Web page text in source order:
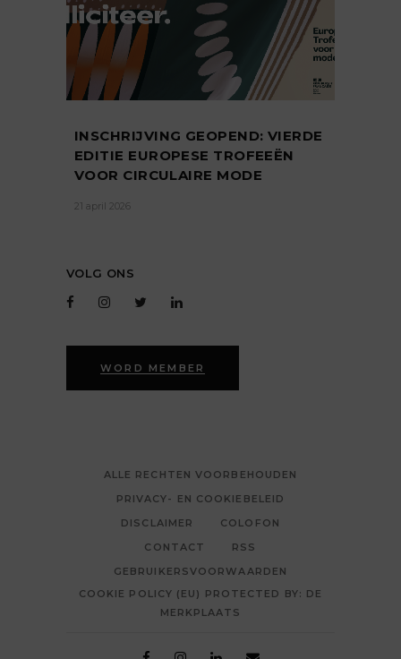
INSCHRIJVING GEOPEND: VIERDE
EDITIE EUROPESE TROFEEËN
VOOR CIRCULAIRE MODE
21 april 2026
VOLG ONS
WORD MEMBER
ALLE RECHTEN VOORBEHOUDEN
PRIVACY- EN COOKIEBELEID
DISCLAIMER
COLOFON
CONTACT
RSS
GEBRUIKERSVOORWAARDEN
COOKIE POLICY (EU) PROTECTED BY: DE
MERKPLAATS